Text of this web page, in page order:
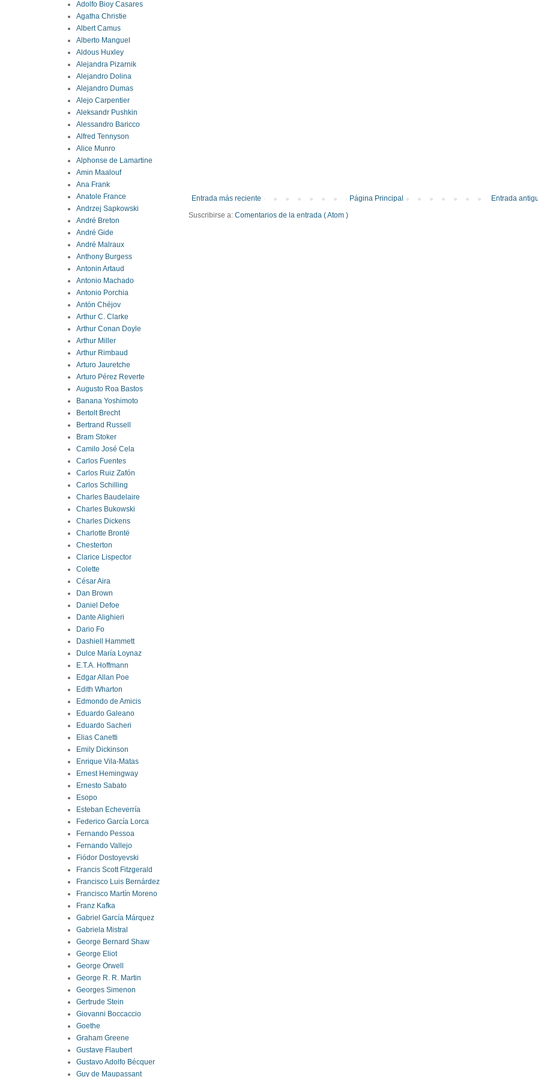
Entrada más reciente Entrada
Página Principal
Suscribirse a: Comentarios de la entrada ( Atom )
Adolfo Bioy Casares
Agatha Christie
Albert Camus
Alberto Manguel
Aldous Huxley
Alejandra Pizarnik
Alejandro Dolina
Alejandro Dumas
Alejo Carpentier
Aleksandr Pushkin
Alessandro Baricco
Alfred Tennyson
Alice Munro
Alphonse de Lamartine
Amin Maalouf
Ana Frank
Anatole France
Andrzej Sapkowski
André Breton
André Gide
André Malraux
Anthony Burgess
Antonin Artaud
Antonio Machado
Antonio Porchia
Antón Chéjov
Arthur C. Clarke
Arthur Conan Doyle
Arthur Miller
Arthur Rimbaud
Arturo Jauretche
Arturo Pérez Reverte
Augusto Roa Bastos
Banana Yoshimoto
Bertolt Brecht
Bertrand Russell
Bram Stoker
Camilo José Cela
Carlos Fuentes
Carlos Ruiz Zafón
Carlos Schilling
Charles Baudelaire
Charles Bukowski
Charles Dickens
Charlotte Brontë
Chesterton
Clarice Lispector
Colette
César Aira
Dan Brown
Daniel Defoe
Dante Alighieri
Dario Fo
Dashiell Hammett
Dulce María Loynaz
E.T.A. Hoffmann
Edgar Allan Poe
Edith Wharton
Edmondo de Amicis
Eduardo Galeano
Eduardo Sacheri
Elias Canetti
Emily Dickinson
Enrique Vila-Matas
Ernest Hemingway
Ernesto Sabato
Esopo
Esteban Echeverría
Federico García Lorca
Fernando Pessoa
Fernando Vallejo
Fiódor Dostoyevski
Francis Scott Fitzgerald
Francisco Luis Bernárdez
Francisco Martín Moreno
Franz Kafka
Gabriel García Márquez
Gabriela Mistral
George Bernard Shaw
George Eliot
George Orwell
George R. R. Martin
Georges Simenon
Gertrude Stein
Giovanni Boccaccio
Goethe
Graham Greene
Gustave Flaubert
Gustavo Adolfo Bécquer
Guy de Maupassant